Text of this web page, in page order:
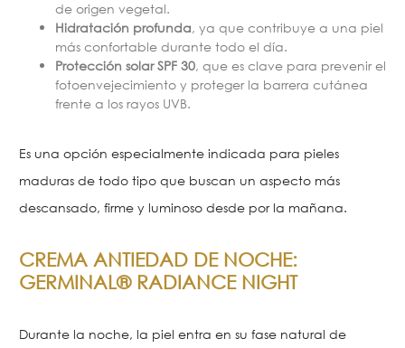
de origen vegetal.
Hidratación profunda, ya que contribuye a una piel
más confortable durante todo el día.
Protección solar SPF 30, que es clave para prevenir el
fotoenvejecimiento y proteger la barrera cutánea
frente a los rayos UVB.
Es una opción especialmente indicada para pieles
maduras de todo tipo que buscan un aspecto más
descansado, firme y luminoso desde por la mañana.
CREMA ANTIEDAD DE NOCHE:
GERMINAL® RADIANCE NIGHT
Durante la noche, la piel entra en su fase natural de